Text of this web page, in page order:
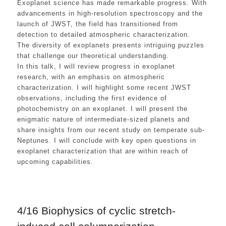
Exoplanet science has made remarkable progress. With
advancements in high-resolution spectroscopy and the
launch of JWST, the field has transitioned from
detection to detailed atmospheric characterization.
The diversity of exoplanets presents intriguing puzzles
that challenge our theoretical understanding.
In this talk, I will review progress in exoplanet
research, with an emphasis on atmospheric
characterization. I will highlight some recent JWST
observations, including the first evidence of
photochemistry on an exoplanet. I will present the
enigmatic nature of intermediate-sized planets and
share insights from our recent study on temperate sub-
Neptunes. I will conclude with key open questions in
exoplanet characterization that are within reach of
upcoming capabilities.
4/16 Biophysics of cyclic stretch-